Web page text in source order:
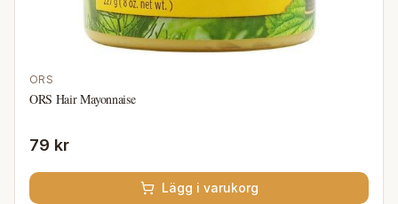
ORS
ORS Hair Mayonnaise
79 kr
Lägg i varukorg